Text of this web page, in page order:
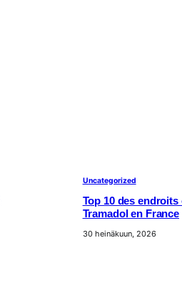
Uncategorized
Top 10 des
Tramadol en France
30 heinäkuun, 2026